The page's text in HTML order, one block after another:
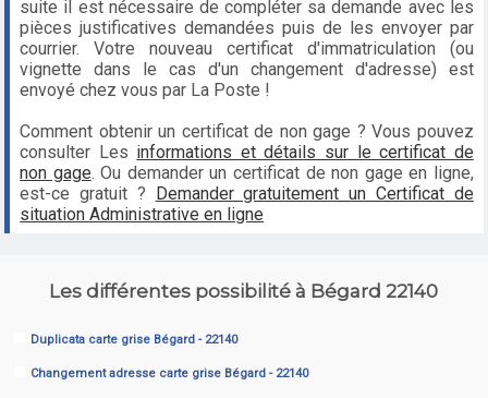
suite il est nécessaire de compléter sa demande avec les
pièces justificatives demandées puis de les envoyer par
courrier. Votre nouveau certificat d'immatriculation (ou
vignette dans le cas d'un changement d'adresse) est
envoyé chez vous par La Poste !
Comment obtenir un certificat de non gage ? Vous pouvez
consulter Les informations et détails sur le certificat de
non gage. Ou demander un certificat de non gage en ligne,
est-ce gratuit ? Demander gratuitement un Certificat de
situation Administrative en ligne
Les différentes possibilité à Bégard 22140
Duplicata carte grise Bégard - 22140
Changement adresse carte grise Bégard - 22140